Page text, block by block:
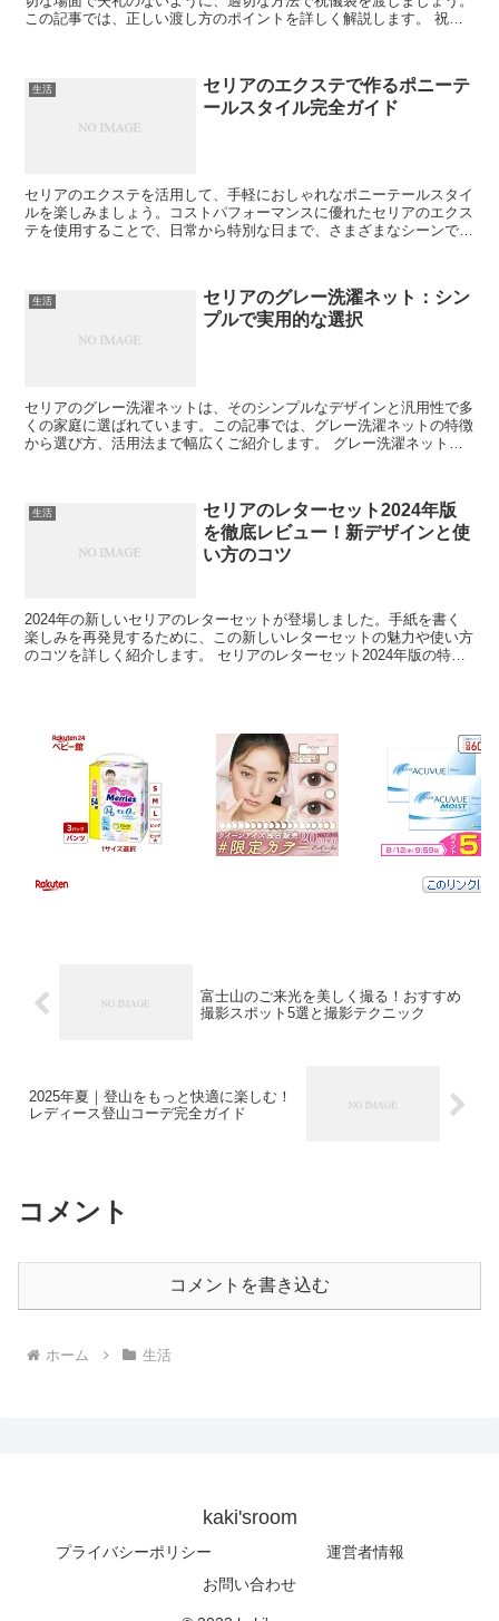
この記事では、正しい渡し方のポイントを詳しく解説します。 祝儀
生活
セリアのエクステで作るポニーテ
ールスタイル完全ガイド
セリアのエクステを活用して、手軽におしゃれなポニーテールスタイ
ルを楽しみましょう。コストパフォーマンスに優れたセリアのエクス
テを使用することで、日常から特別な日まで、さまざまなシーンで活
生活
セリアのグレー洗濯ネット：シン
プルで実用的な選択
セリアのグレー洗濯ネットは、そのシンプルなデザインと汎用性で多
くの家庭に選ばれています。この記事では、グレー洗濯ネットの特徴
から選び方、活用法まで幅広くご紹介します。 グレー洗濯ネットの
生活
セリアのレターセット2024年版
を徹底レビュー！新デザインと使
い方のコツ
2024年の新しいセリアのレターセットが登場しました。手紙を書く
楽しみを再発見するために、この新しいレターセットの魅力や使い方
のコツを詳しく紹介します。 セリアのレターセット2024年版の特徴
富士山のご来光を美しく撮る！おすすめ
撮影スポット5選と撮影テクニック
2025年夏｜登山をもっと快適に楽しむ！
レディース登山コーデ完全ガイド
コメント
コメントを書き込む
ホーム 生活
kaki'sroom
プライバシーポリシー
運営者情報
お問い合わせ